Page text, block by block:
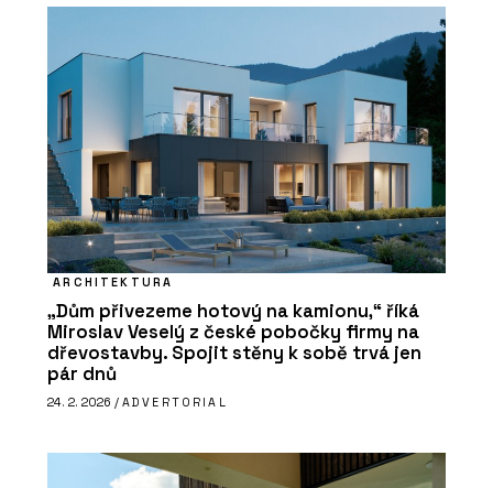
ARCHITEKTURA
„Dům přivezeme hotový na kamionu,“ říká
Miroslav Veselý z české pobočky firmy na
dřevostavby. Spojit stěny k sobě trvá jen
pár dnů
24. 2. 2026 / ADVERTORIAL